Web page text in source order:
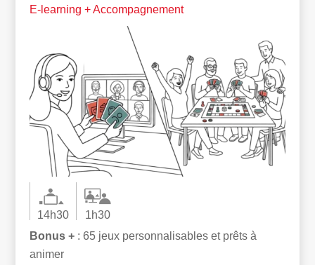
E-learning + Accompagnement
14h30
1h30
Bonus + : 65 jeux personnalisables et prêts à
animer